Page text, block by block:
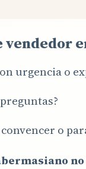
vendedor
urgencia o
o